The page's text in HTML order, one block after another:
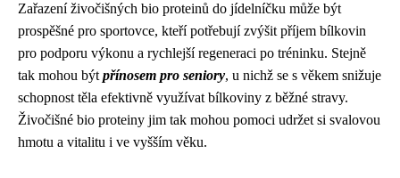
Zařazení živočišných bio proteinů do jídelníčku může být
prospěšné pro sportovce, kteří potřebují zvýšit příjem bílkovin
pro podporu výkonu a rychlejší regeneraci po tréninku. Stejně
tak mohou být přínosem pro seniory, u nichž se s věkem snižuje
schopnost těla efektivně využívat bílkoviny z běžné stravy.
Živočišné bio proteiny jim tak mohou pomoci udržet si svalovou
hmotu a vitalitu i ve vyšším věku.